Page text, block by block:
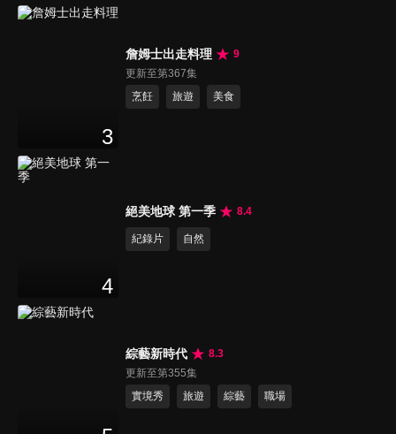
3
詹姆士出走料理
9
更新至第367集
烹飪
旅遊 美食
4
絕美地球 第一季 8.4
紀錄片 自然
綜藝新時代
8.3
更新至第355集
實境秀
旅遊 綜藝 職場